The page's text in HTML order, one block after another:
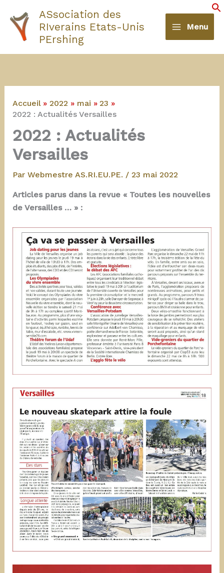
contenu
ASsociation des
RIverains Etats-Unis
PErshing
Menu
Accueil 2022 mai
23
2022 : Actualités Versailles
2022 : Actualités
Versailles
Par Webmestre AS.RI.EU.PE. / 23 mai 2022
Articles parus dans la revue « Toutes les nouvelles
de Versailles … » :